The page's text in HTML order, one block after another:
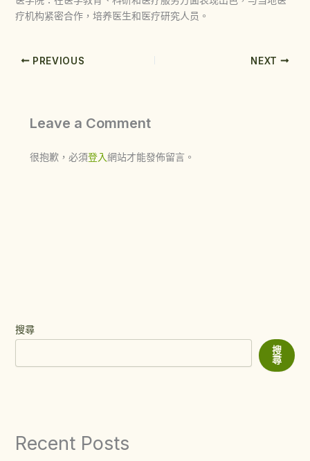
疗机构紧密合作，培养医生和医疗研究人员。
PREVIOUS NEXT
Leave a Comment
很抱歉，必須登入網站才能發佈留言。
搜尋
搜
尋
Recent Posts